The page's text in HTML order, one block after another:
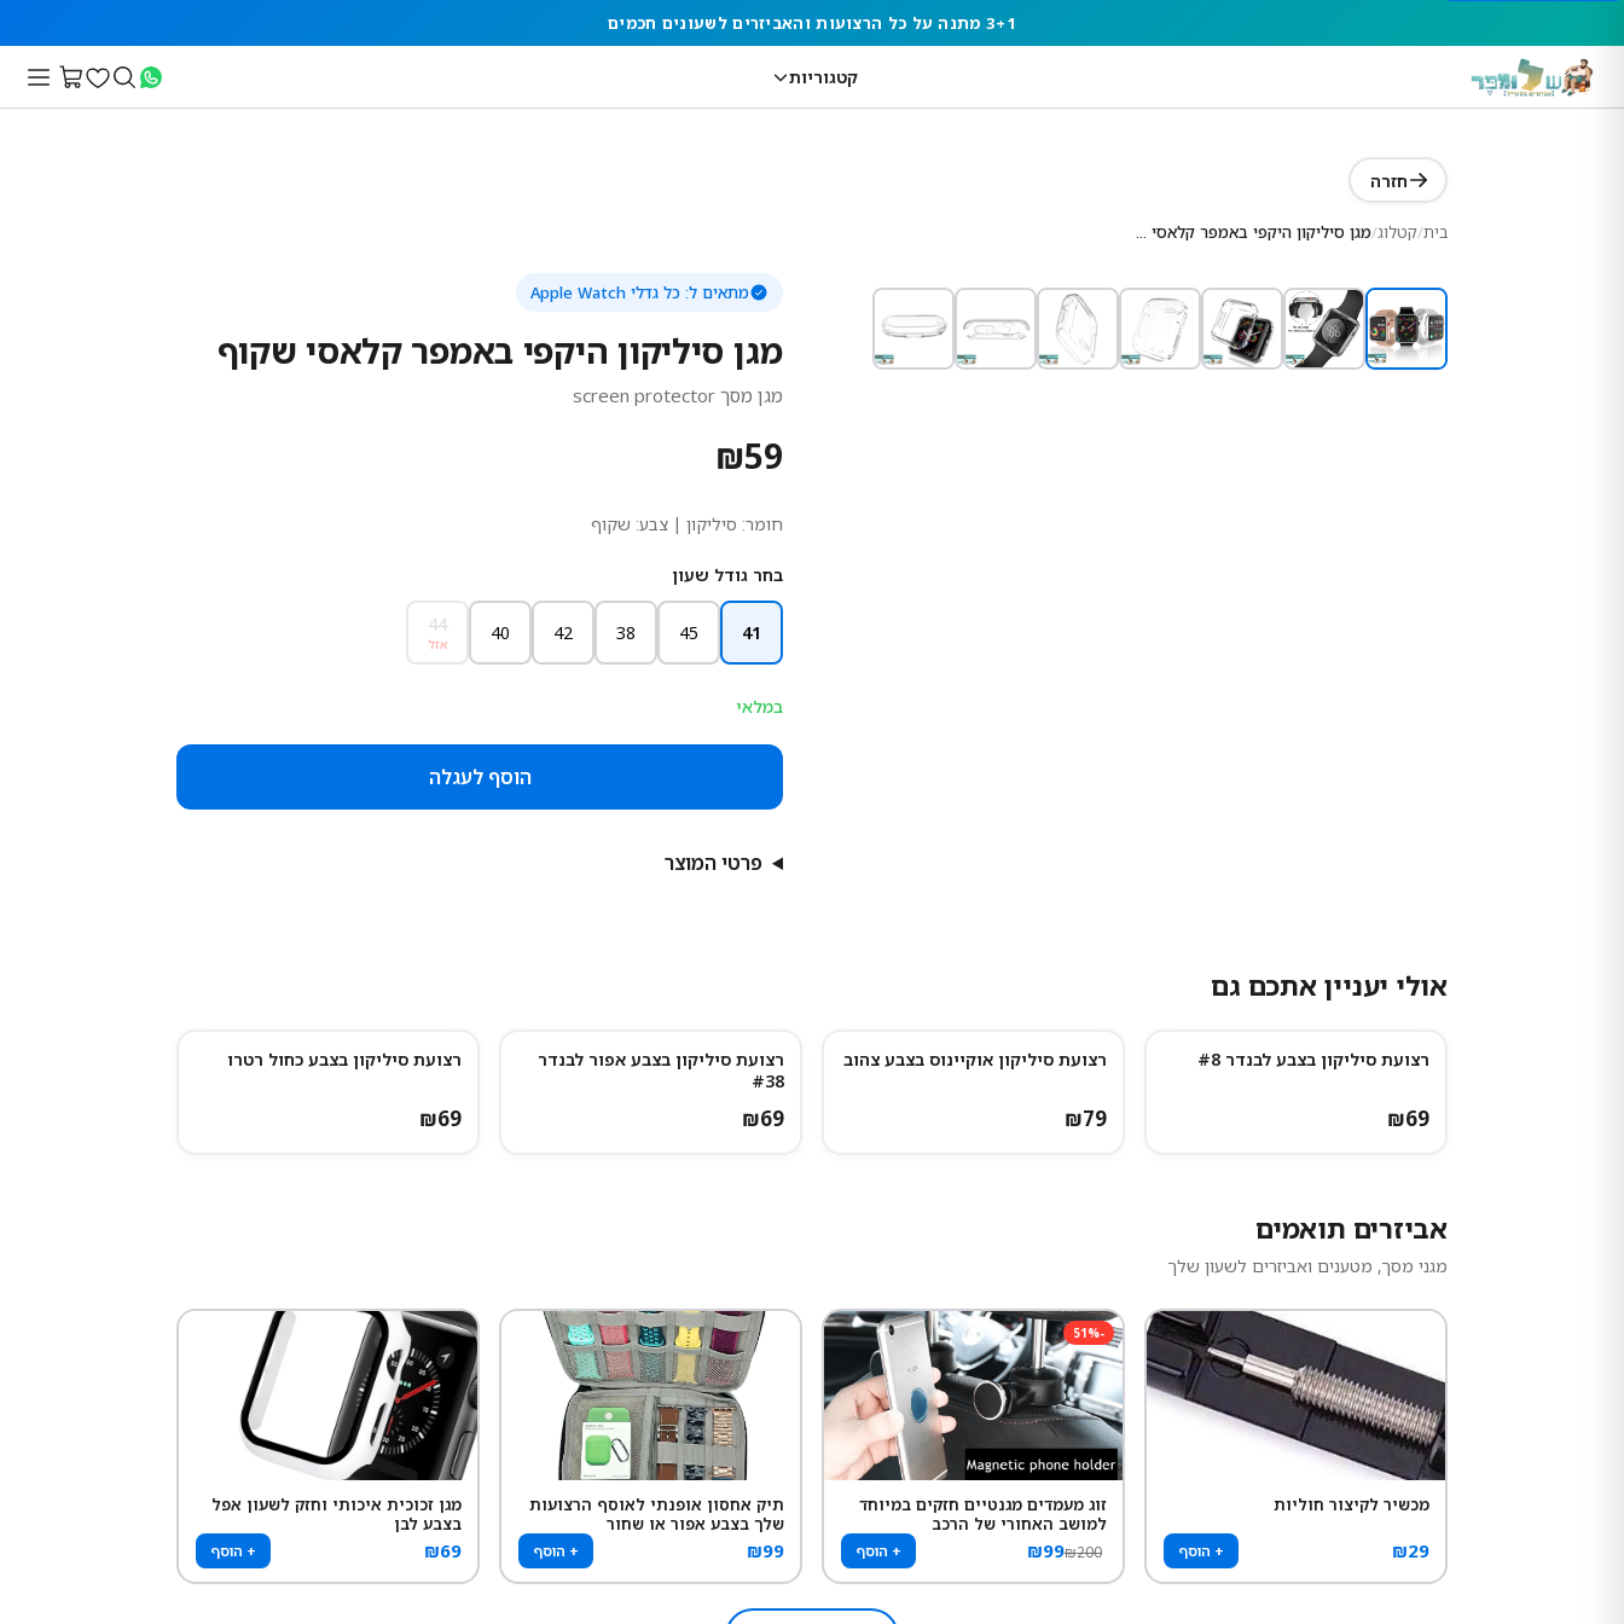
3+1 מתנה על כל הרצועות והאביזרים לשעונים חכמים
קטגוריות
חזרה
בית/קטלוג/ מגן סיליקון היקפי באמפר קלאסי שקוף
מתאים ל: כל גדלי Apple Watch
מגן סיליקון היקפי באמפר קלאסי שקוף
מגן מסך screen protector
₪59
חומר: סיליקון | צבע: שקוף
בחר גודל שעון
41
45
38
42
40
44
אזל
במלאי
הוסף לעגלה
פרטי המוצר
אולי יעניין אתכם גם
רצועת סיליקון בצבע לבנדר #8
₪69
רצועת סיליקון אוקיינוס בצבע צהוב
₪79
רצועת סיליקון בצבע אפור לבנדר
#38
₪69
רצועת סיליקון בצבע כחול רטרו
₪69
אביזרים תואמים
מגני מסך, מטענים ואביזרים לשעון שלך
מכשיר לקיצור חוליות
₪29 + הוסף
-
51%
זוג מעמדים מגנטיים חזקים במיוחד
למושב האחורי של הרכב
₪99₪200 + הוסף
תיק אחסון אופנתי לאוסף הרצועות
שלך בצבע אפור או שחור
₪99 + הוסף
מגן זכוכית איכותי וחזק לשעון אפל
בצבע לבן
₪69 + הוסף